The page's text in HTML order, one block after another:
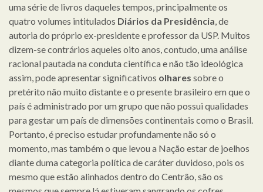
uma série de livros daqueles tempos, principalmente os
quatro volumes intitulados Diários da Presidência , de
autoria do próprio ex-presidente e professor da USP. Muitos
dizem-se contrários aqueles oito anos, contudo, uma análise
racional pautada na conduta científica e não tão ideológica
assim, pode apresentar significativos olhares sobre o
pretérito não muito distante e o presente brasileiro em que o
país é administrado por um grupo que não possui qualidades
para gestar um país de dimensões continentais como o Brasil.
Portanto, é preciso estudar profundamente não só o
momento, mas também o que levou a Nação estar de joelhos
diante duma categoria política de caráter duvidoso, pois os
mesmo que estão alinhados dentro do Centrão, são os